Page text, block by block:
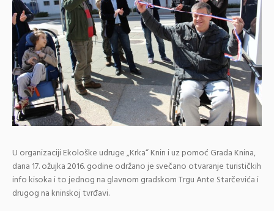
U organizaciji Ekološke udruge „Krka“ Knin i uz pomoć Grada Knina,
dana 17. ožujka 2016. godine održano je svečano otvaranje turističkih
info kisoka i to jednog na glavnom gradskom Trgu Ante Starčevića i
drugog na kninskoj tvrđavi.